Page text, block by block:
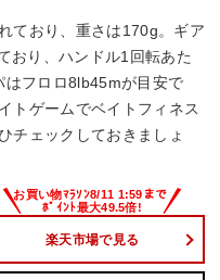
－100m
ており、重さは170g。ギア
おり、ハンドル1回転あた
はフロロ8lb45mが目安で
トゲームでベイトフィネス
チェックしておきましょ
楽天市場で見る